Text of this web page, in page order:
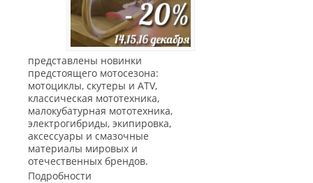
представлены новинки
предстоящего мотосезона:
мотоциклы, скутеры и ATV,
классическая мототехника,
малокубатурная мототехника,
электрогибриды, экипировка,
аксессуары и смазочные
материалы мировых и
отечественных брендов.
Подробности